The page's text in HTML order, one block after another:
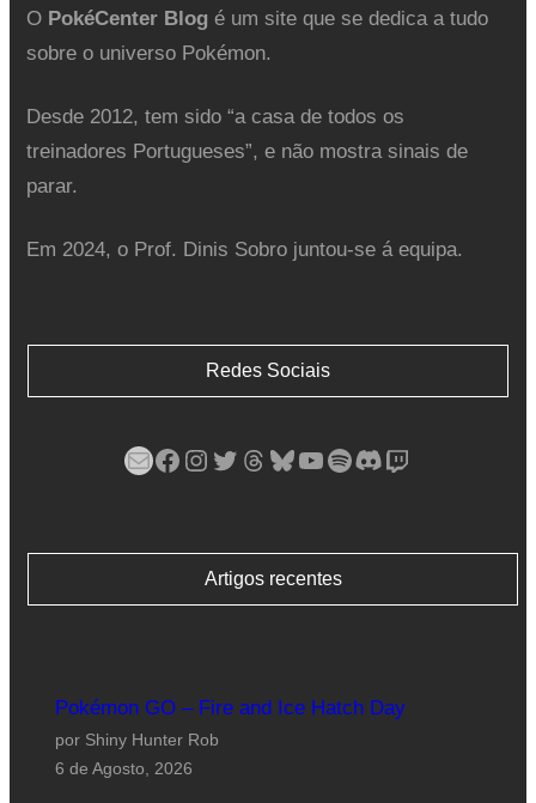
O PokéCenter Blogé um site que se dedica a tudo
sobre o universo Pokémon.
Desde 2012, tem sido “a casa de todos os
treinadores Portugueses”, e não mostra sinais de
parar.
Em 2024, o Prof. Dinis Sobro juntou-se á equipa.
Redes Sociais
Mail Facebook Instagram Twitter Threads Bluesky YouTube Spotify Discord Twitch
Artigos recentes
Pokémon GO – Fire and Ice Hatch Day
por Shiny Hunter Rob
6 de Agosto, 2026